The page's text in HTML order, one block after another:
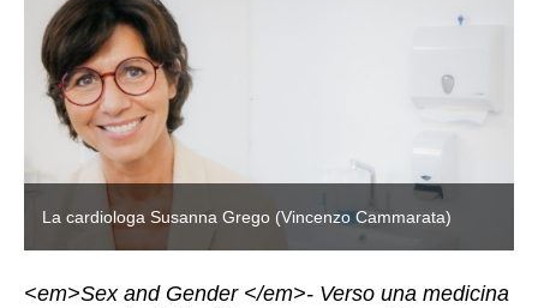
La cardiologa Susanna Grego (Vincenzo Cammarata)
<em>Sex and Gender </em>- Verso una medicina